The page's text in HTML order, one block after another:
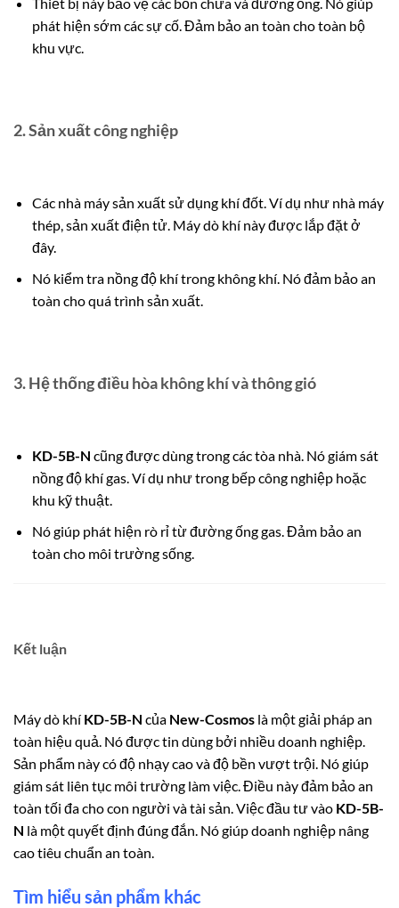
phát hiện sớm các sự cố. Đảm bảo an toàn cho toàn bộ
khu vực.
2.Sản xuất công nghiệp
Các nhà máy sản xuất sử dụng khí đốt. Ví dụ như nhà máy
thép, sản xuất điện tử. Máy dò khí này được lắp đặt ở
đây.
Nó kiểm tra nồng độ khí trong không khí. Nó đảm bảo an
toàn cho quá trình sản xuất.
3.Hệ thống điều hòa không khí và thông gió
KD-5B-N cũng được dùng trong các tòa nhà. Nó giám sát
nồng độ khí gas.Ví dụ như trong bếp công nghiệp hoặc
khu kỹ thuật.
Nó giúp phát hiện rò rỉ từ đường ống gas. Đảm bảo an
toàn cho môi trường sống.
Kết luận
Máy dò khí KD-5B-N của New-Cosmos là một giải pháp an
toàn hiệu quả. Nó được tin dùng bởi nhiều doanh nghiệp.
Sản phẩm này có độ nhạy cao và độ bền vượt trội. Nó giúp
giám sát liên tục môi trường làm việc. Điều này đảm bảo an
toàn tối đa cho con người và tài sản. Việc đầu tư vào KD-5B-
N là một quyết định đúng đắn. Nó giúp doanh nghiệp nâng
cao tiêu chuẩn an toàn.
Tìm hiểu sản phẩm khác